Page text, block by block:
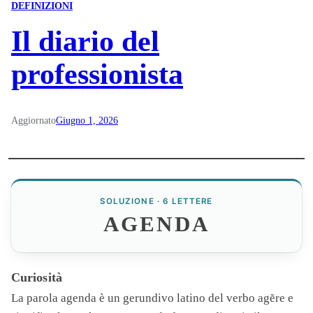
DEFINIZIONI
Il diario del
professionista
AggiornatoGiugno 1, 2026
SOLUZIONE · 6 LETTERE
AGENDA
Curiosità
La parola agenda è un gerundivo latino del verbo agĕre e